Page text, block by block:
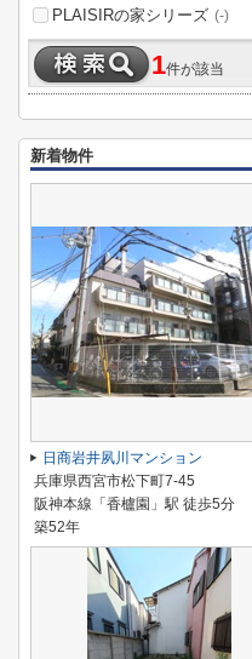
PLAISIRの家シリーズ (-)
1件が該当
新着物件
日商岩井夙川マンション
兵庫県西宮市松下町7-45
阪神本線「香櫨園」駅 徒歩5分
築52年